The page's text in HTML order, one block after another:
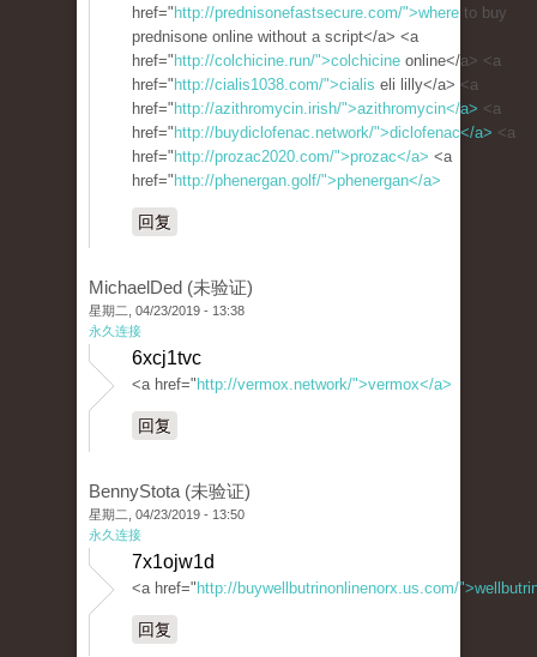
href=" http://prednisonefastsecure.com/">where to buy
prednisone online without a script</a> <a
href=" http://colchicine.run/">colchicine online</a> <a
href=" http://cialis1038.com/">cialis eli lilly</a> <a
href=" http://azithromycin.irish/">azithromycin</a> <a
href=" http://buydiclofenac.network/">diclofenac</a> <a
href=" http://prozac2020.com/">prozac</a> <a
href=" http://phenergan.golf/">phenergan</a>
回复
MichaelDed (未验证)
星期二, 04/23/2019 - 13:38
永久连接
6xcj1tvc
<a href=" http://vermox.network/">vermox</a>
回复
BennyStota (未验证)
星期二, 04/23/2019 - 13:50
永久连接
7x1ojw1d
<a href=" http://buywellbutrinonlinenorx.us.com/
回复